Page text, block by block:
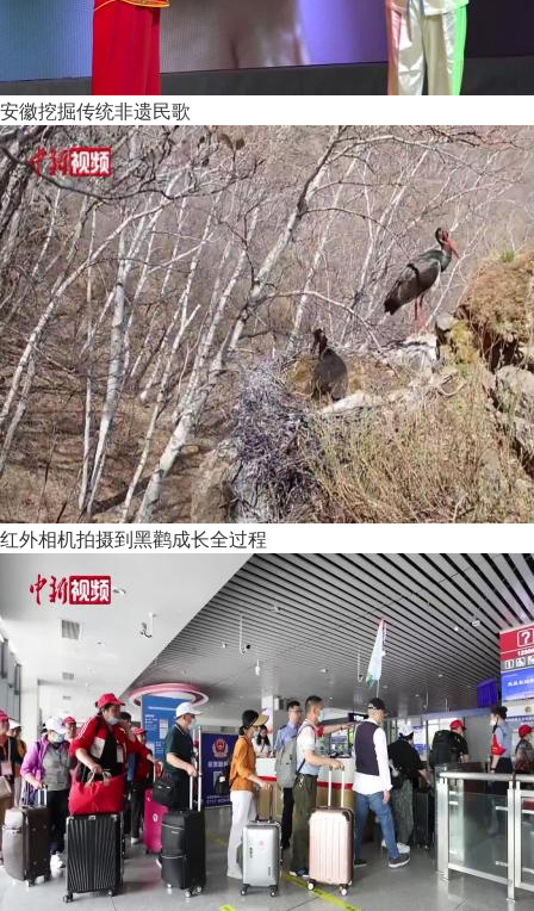
安徽挖掘传统非遗民歌
红外相机拍摄到黑鹳成长全过程